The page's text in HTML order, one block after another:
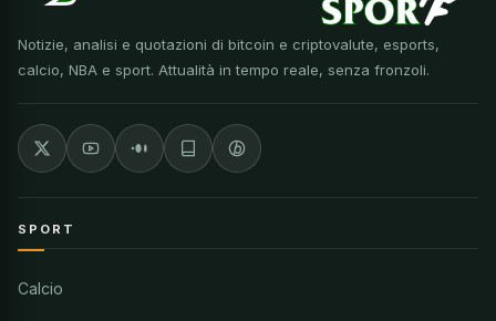
Notizie, analisi e quotazioni di bitcoin e criptovalute, esports,
calcio, NBA e sport. Attualità in tempo reale, senza fronzoli.
SPORT
Calcio